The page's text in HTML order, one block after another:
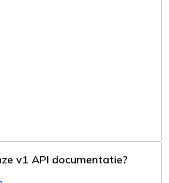
v1 API documentatie?